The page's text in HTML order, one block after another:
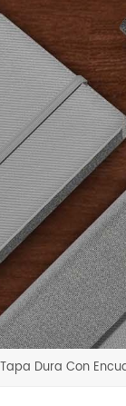
Dura Con